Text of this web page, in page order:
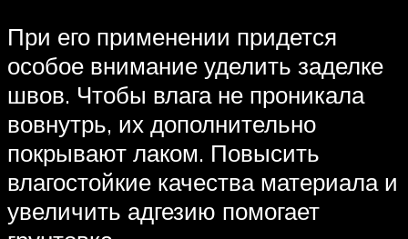
При его применении придется
особое внимание уделить заделке
швов. Чтобы влага не проникала
вовнутрь, их дополнительно
покрывают лаком. Повысить
влагостойкие качества материала и
увеличить адгезию помогает